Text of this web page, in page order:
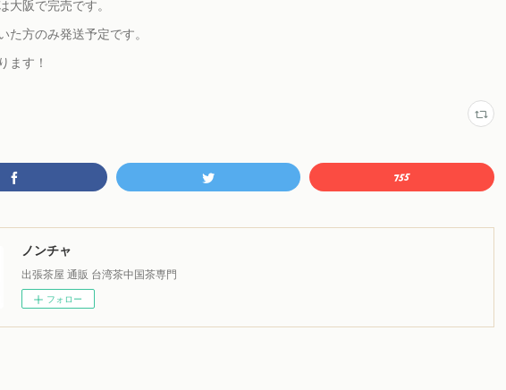
大阪で完売です。
た方のみ発送予定です。
ます！
ノンチャ
出張茶屋 通販 台湾茶中国茶専門
フォロー